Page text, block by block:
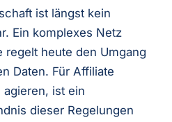
ist längst kein
Ein komplexes Netz
regelt heute den Umgang
Daten. Für Affiliate
agieren, ist ein
dieser Regelungen